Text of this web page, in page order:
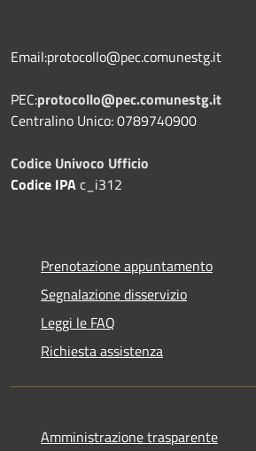
Email:protocollo@pec.comunestg.it
PEC:protocollo@pec.comunestg.it
Centralino Unico: 0789740900
Codice Univoco Ufficio
Codice IPAc_i312
Prenotazione appuntamento
Segnalazione disservizio
Leggi le FAQ
Richiesta assistenza
Amministrazione trasparente